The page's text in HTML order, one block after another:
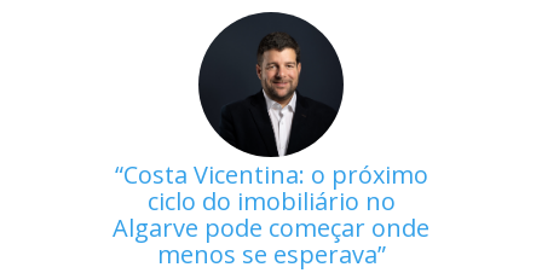
Costa Vicentina: o próximo
ciclo do imobiliário no
Algarve pode começar onde
menos se esperava